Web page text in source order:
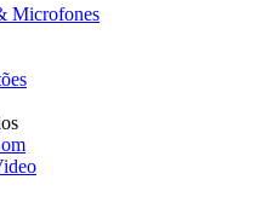
Microfones